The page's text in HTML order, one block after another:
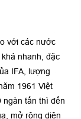
với các nước
nhanh, đặc
IFA, lượng
1961 Việt
ngàn tấn thì đến
mở rộng diện